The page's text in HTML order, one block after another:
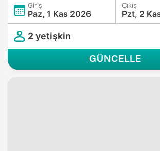
Giriş
Paz, 1 Kas 2026
Çıkış
Pzt, 2
2 yetişkin
GÜNCELLE